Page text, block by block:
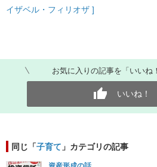
イザベル・フィリオザ ]
お気に入りの記事を「いいね
いいね！
同じ「子育て 」カテゴリの記事